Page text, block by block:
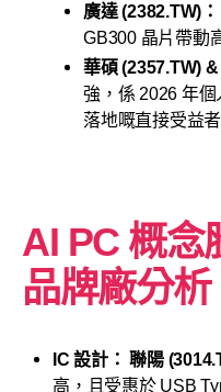
廣達 (2382.TW)：
GB300 晶片帶動
華碩 (2357.TW) &
強，係 2026 年個
落地嘅直接受益者
AI PC 概念
品牌廠分析
IC 設計： 聯陽
高，且受惠於 USB